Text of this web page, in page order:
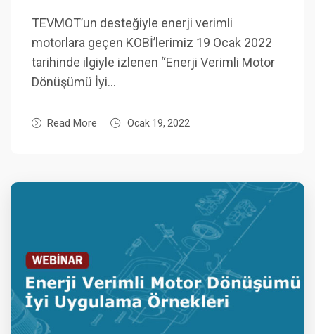
TEVMOT’un desteğiyle enerji verimli
motorlara geçen KOBİ’lerimiz 19 Ocak 2022
tarihinde ilgiyle izlenen “Enerji Verimli Motor
Dönüşümü İyi…
Read More Ocak 19, 2022